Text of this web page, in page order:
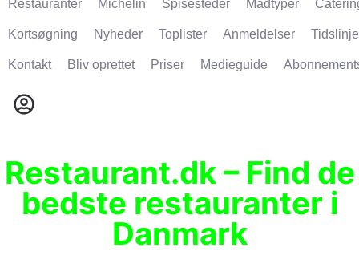
Restauranter Michelin Spisesteder Madtyper
Kortsøgning Nyheder Toplister Anmeldelser Tidslinje
Kontakt Bliv oprettet Priser Medieguide
Restaurant.dk – Find de
bedste restauranter i
Danmark